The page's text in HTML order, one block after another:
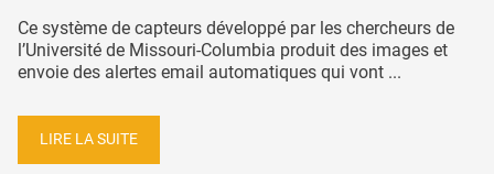
Ce système de capteurs développé par les chercheurs de
l’Université de Missouri-Columbia produit des images et
envoie des alertes email automatiques qui vont ...
LIRE LA SUITE